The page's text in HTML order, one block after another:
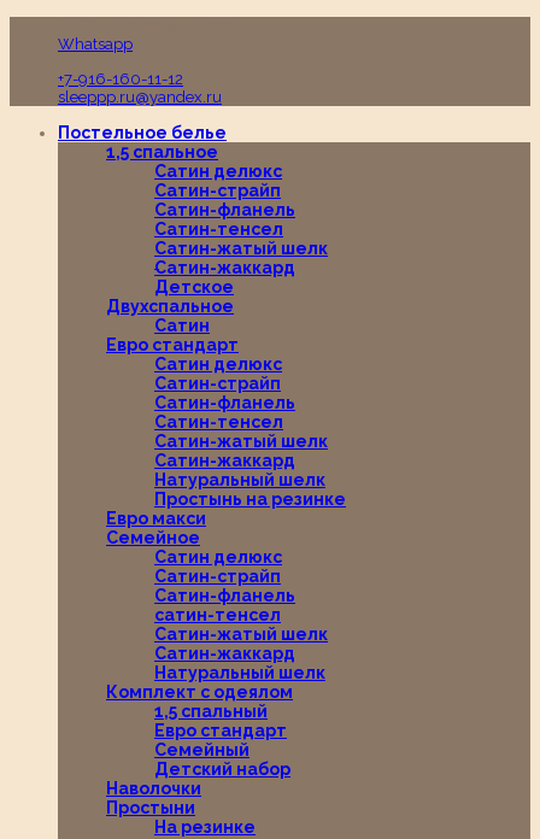
Whatsapp
+7-916-160-11-12
sleeppp.ru@yandex.ru
Постельное белье
1,5 спальное
Сатин делюкс
Сатин-страйп
Сатин-фланель
Сатин-тенсел
Сатин-жатый шелк
Сатин-жаккард
Детское
Двухспальное
Сатин
Евро стандарт
Сатин делюкс
Сатин-страйп
Сатин-фланель
Сатин-тенсел
Сатин-жатый шелк
Сатин-жаккард
Натуральный шелк
Простынь на резинке
Евро макси
Семейное
Сатин делюкс
Сатин-страйп
Сатин-фланель
сатин-тенсел
Сатин-жатый шелк
Сатин-жаккард
Натуральный шелк
Комплект с одеялом
1,5 спальный
Евро стандарт
Семейный
Детский набор
Наволочки
Простыни
На резинке